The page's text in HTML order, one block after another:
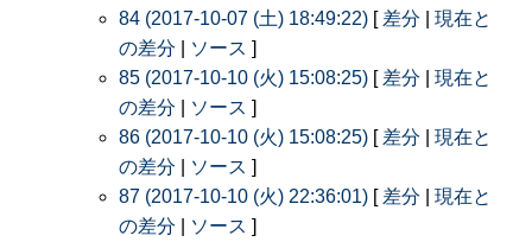
84 (2017-10-07 (土) 18:49:22) [ 差分
現在と
の差分
ソース ]
85 (2017-10-10 (火) 15:08:25) [ 差分
現在と
の差分
ソース ]
86 (2017-10-10 (火) 15:08:25) [ 差分
現在と
の差分
ソース ]
87 (2017-10-10 (火) 22:36:01) [ 差分
現在と
の差分
ソース ]